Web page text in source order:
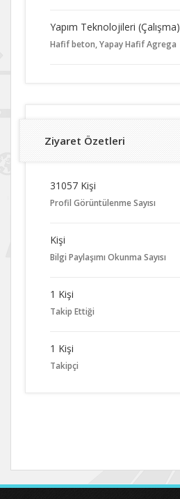
Yapım Teknolojileri (Çalışma)
Hafif beton, Yapay Hafif Agrega
Ziyaret Özetleri
31057 Kişi
Profil Görüntülenme Sayısı
Kişi
Bilgi Paylaşımı Okunma Sayısı
1 Kişi
Takip Ettiği
1 Kişi
Takipçi